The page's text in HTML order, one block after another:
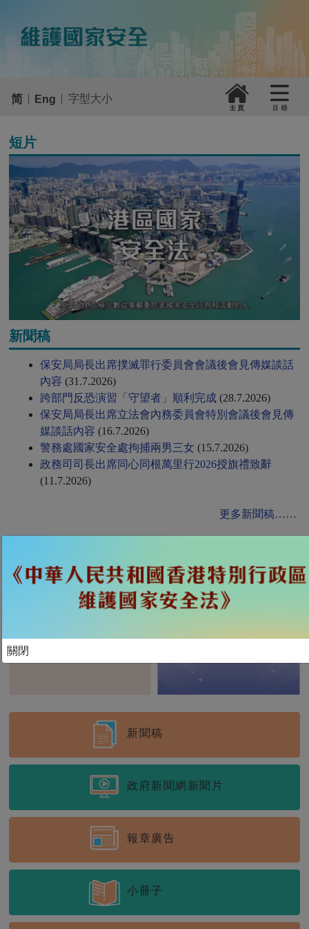
简 | Eng | 字型大小
短片
新聞稿
保安局局長出席撲滅罪行委員會會議後會見傳媒談話
內容 (31.7.2026)
跨部門反恐演習「守望者」順利完成 (28.7.2026)
保安局局長出席立法會內務委員會特別會議後會見傳
媒談話內容 (16.7.2026)
警務處國家安全處拘捕兩男三女 (15.7.2026)
政務司司長出席同心同根萬里行2026授旗禮致辭
(11.7.2026)
更多新聞稿……
新聞稿
政府新聞網 新聞片
報章廣告
小冊子
關閉